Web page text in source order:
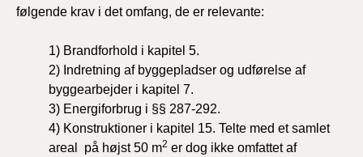
følgende krav i det omfang, de er relevante:
1) Brandforhold i kapitel 5.
2) Indretning af byggepladser og udførelse af
byggearbejder i kapitel 7.
3) Energiforbrug i §§ 287-292.
4) Konstruktioner i kapitel 15. Telte med et samlet
areal på højst 50 m2 er dog ikke omfattet af